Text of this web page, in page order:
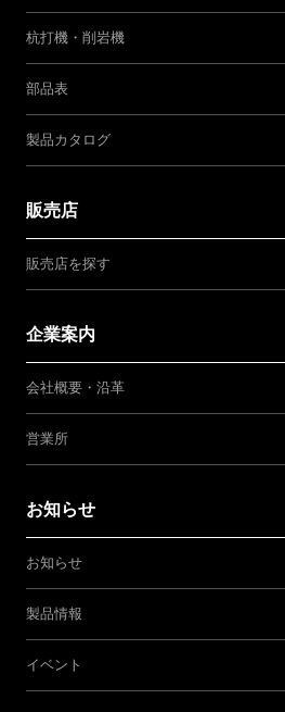
杭打機・削岩機
部品表
製品カタログ
販売店
販売店を探す
企業案内
会社概要・沿革
営業所
お知らせ
お知らせ
製品情報
イベント